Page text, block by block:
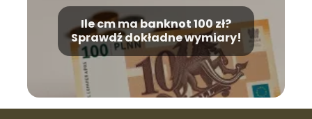
Ile cm ma banknot 100 zł?
Sprawdź dokładne wymiary!